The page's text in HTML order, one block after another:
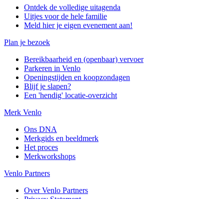
Ontdek de volledige uitagenda
Uitjes voor de hele familie
Meld hier je eigen evenement aan!
Plan je bezoek
Bereikbaarheid en (openbaar) vervoer
Parkeren in Venlo
Openingstijden en koopzondagen
Blijf je slapen?
Een 'hendig' locatie-overzicht
Merk Venlo
Ons DNA
Merkgids en beeldmerk
Het proces
Merkworkshops
Venlo Partners
Over Venlo Partners